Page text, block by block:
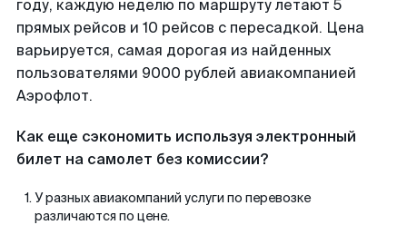
году, каждую неделю по маршруту летают 5
прямых рейсов и 10 рейсов с пересадкой. Цена
варьируется, самая дорогая из найденных
пользователями 9000 рублей авиакомпанией
Аэрофлот.
Как еще сэкономить используя электронный
билет на самолет без комиссии?
У разных авиакомпаний услуги по перевозке
различаются по цене.